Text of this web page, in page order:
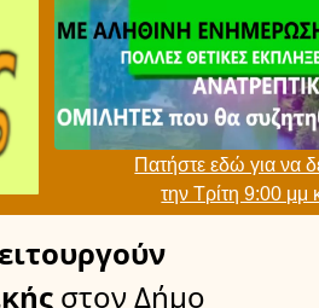
Πατήστε εδώ για να
την Τρίτη 9:00 μμ
στον Δήμο